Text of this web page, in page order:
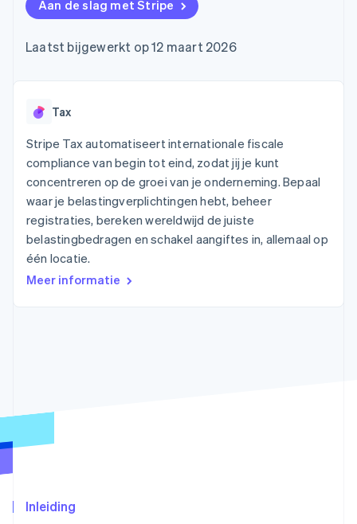
Toegang tot meer
dan 125
Fysieke betalingen
acceptatie
Link
Versneld afrekenen
Financial
Connections
Data gekoppelde
rekeningen
Data Pipeline
Gegevenssynchronisatie
Meer
Product roadmap
CO₂-verwijdering
Online identiteitsverificatie
Marktplaatsen
Platforms
SaaS
AI-bedrijven
Creator economy
Gaming
Horeca, reizen en vrije
tijd
Verzekering
Media en entertainment
dienstverlening
bieden
Betaalkaarten uitgeven
worden gedekt
Bronnen
App-integraties
Voorbeelden van code
Developerblog
Bedrijf
Jaarlijks congres
Vacatures
Contact
Neem contact op
Partner worden
Aan de slag met Stripe
Laatst bijgewerkt op 12 maart 2026
Tax
Stripe Tax automatiseert internationale fiscale
compliance van begin tot eind, zodat jij je kunt
concentreren op de groei van je onderneming. Bepaal
waar je belastingverplichtingen hebt, beheer
registraties, bereken wereldwijd de juiste
belastingbedragen en schakel aangiftes in, allemaal op
één locatie.
Meer informatie
Inleiding